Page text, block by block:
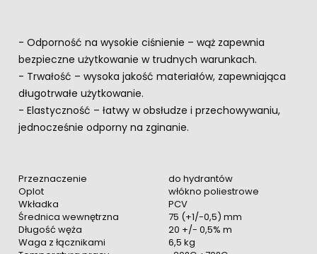
- Odporność na wysokie ciśnienie – wąż zapewnia
bezpieczne użytkowanie w trudnych warunkach.
- Trwałość – wysoka jakość materiałów, zapewniająca
długotrwałe użytkowanie.
- Elastyczność – łatwy w obsłudze i przechowywaniu,
jednocześnie odporny na zginanie.
Przeznaczenie
do hydrantów
Oplot
włókno poliestrowe
Wkładka
PCV
Średnica wewnętrzna
75 (+1/-0,5) mm
Długość węża
20 +/- 0,5% m
Waga z łącznikami
6,5 kg